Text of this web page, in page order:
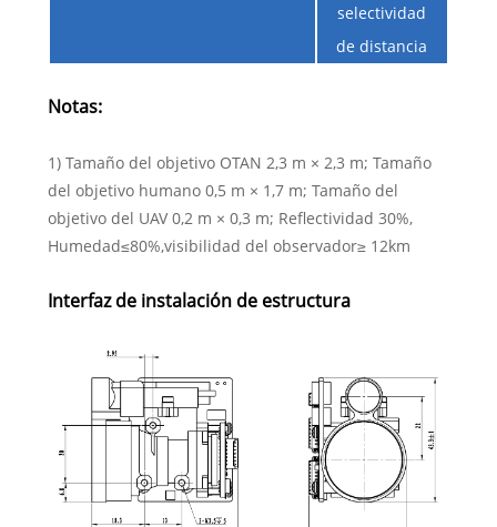
selectividad
de distancia
Notas:
1) Tamaño del objetivo OTAN 2,3 m × 2,3 m; Tamaño
del objetivo humano 0,5 m × 1,7 m; Tamaño del
objetivo del UAV 0,2 m × 0,3 m; Reflectividad 30%,
Humedad≤80%,visibilidad del observador≥ 12km
Interfaz de instalación de estructura